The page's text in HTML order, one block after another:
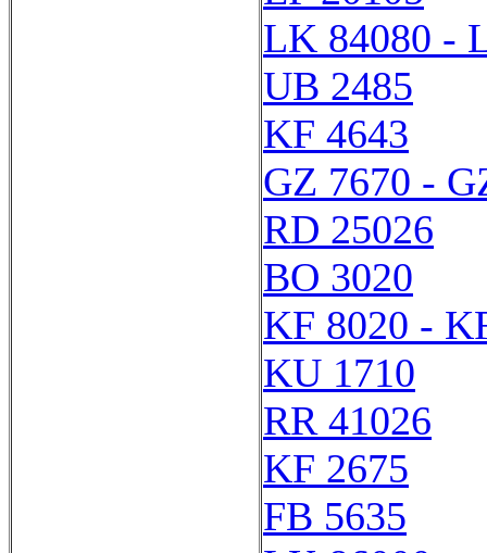
LK 84080 -
UB 2485
KF 4643
GZ 7670 -
RD 25026
BO 3020
KF 8020 -
KU 1710
RR 41026
KF 2675
FB 5635